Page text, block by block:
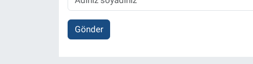
Gönder